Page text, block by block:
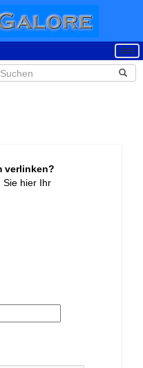
verlinken?
Sie hier Ihr